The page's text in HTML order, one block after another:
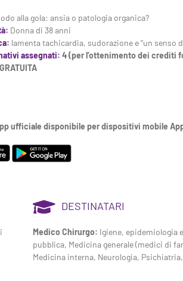
alla gola: ansia o patologia organica?
Donna di 38 anni
lamenta tachicardia, sudorazione e “un senso
assegnati: 4 (per l’ottenimento dei crediti
GRATUITA
ufficiale disponibile per dispositivi mobile
DESTINATARI
Medico Chirurgo: Igiene, epidemiologia
pubblica, Medicina generale (medici di
Medicina interna, Neurologia,